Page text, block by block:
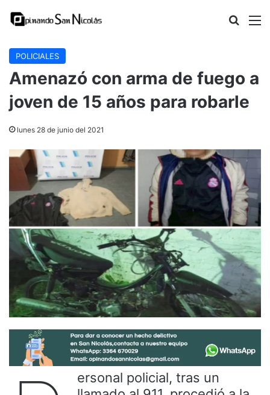
Buscar
POLICIALES
Amenazó con arma de fuego a
joven de 15 años para robarle
lunes 28 de junio del 2021
ersonal policial, tras un